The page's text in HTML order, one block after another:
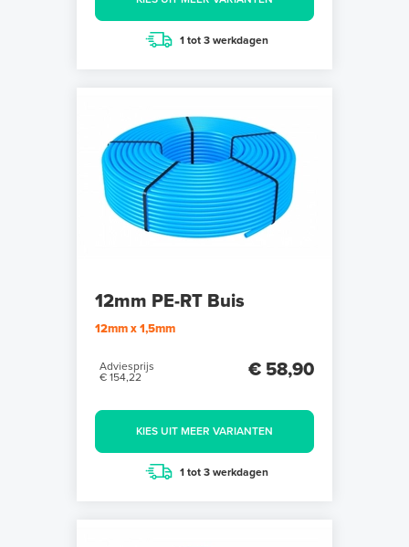
1 tot 3 werkdagen
12mm PE-RT Buis
12mm x 1,5mm
Adviesprijs
€ 154,22
€ 58,90
KIES UIT MEER VARIANTEN
1 tot 3 werkdagen